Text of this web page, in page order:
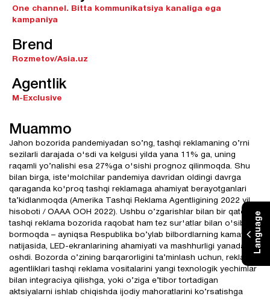
Language
One channel. Bitta kommunikatsiya kanaliga ega
kampaniya
Brend
Rozmetov/Asia.uz
Agentlik
M-Exclusive
Muammo
Jahon bozorida pandemiyadan so’ng, tashqi reklamaning o’rni
sezilarli darajada o'sdi va kelgusi yilda yana 11% ga, uning
raqamli yo’nalishi esa 27%ga o'sishi prognoz qilinmoqda. Shu
bilan birga, iste'molchilar pandemiya davridan oldingi davrga
qaraganda ko'proq tashqi reklamaga ahamiyat berayotganlari
ta’kidlanmoqda (Amerika Tashqi Reklama Agentligining 2022 yil
hisoboti / OAAA OOH 2022). Ushbu o’zgarishlar bilan bir qatorda,
tashqi reklama bozorida raqobat ham tez sur'atlar bilan o'sib
bormoqda – ayniqsa Respublika bo’ylab bilbordlarning kamayishi
natijasida, LED-ekranlarining ahamiyati va mashhurligi yanada
oshdi. Bozorda o’zining barqarorligini ta’minlash uchun, reklama
agentliklari tashqi reklama vositalarini yangi texnologik yechimlar
bilan integraciya qilishga, yoki o’ziga e’tibor tortadigan
aktsiyalarni ishlab chiqishda ijodiy mahoratlarini ko’rsatishga